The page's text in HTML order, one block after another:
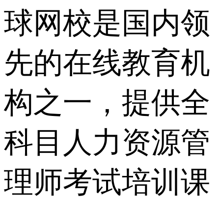
球网校是国内领
先的在线教育机
构之一，提供全
科目人力资源管
理师考试培训课